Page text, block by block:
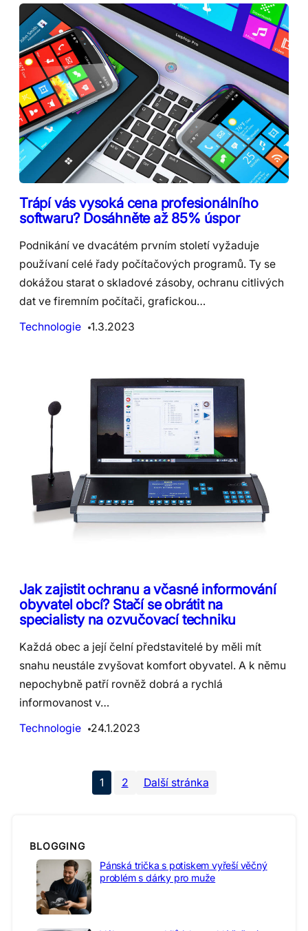
Trápí vás vysoká cena profesionálního
softwaru? Dosáhněte až 85% úspor
Podnikání ve dvacátém prvním století vyžaduje
používaní celé řady počítačových programů. Ty se
dokážou starat o skladové zásoby, ochranu citlivých
dat ve firemním počítači, grafickou…
Technologie
1.3.2023
Jak zajistit ochranu a včasné informování
obyvatel obcí? Stačí se obrátit na
specialisty na ozvučovací techniku
Každá obec a její čelní představitelé by měli mít
snahu neustále zvyšovat komfort obyvatel. A k němu
nepochybně patří rovněž dobrá a rychlá
informovanost v…
Technologie
24.1.2023
1 2 Další stránka
BLOGGING
Pánská trička s potiskem vyřeší věčný
problém s dárky pro muže